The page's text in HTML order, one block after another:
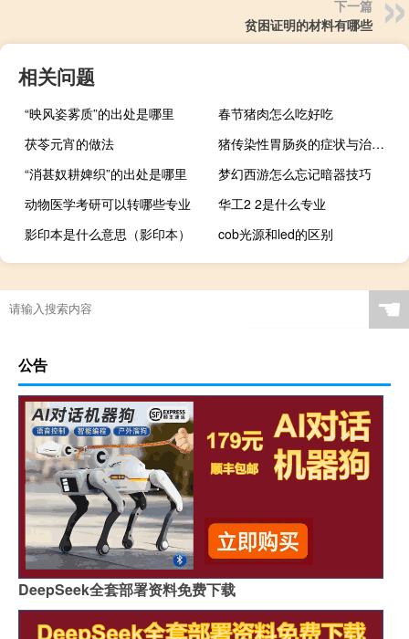
下一篇
贫困证明的材料有哪些
相关问题
“映风姿雾质”的出处是哪里
春节猪肉怎么吃好吃
茯苓元宵的做法
猪传染性胃肠炎的症状与治疗（猪传染性胃肠炎）
“消甚奴耕婢织”的出处是哪里
梦幻西游怎么忘记暗器技巧
动物医学考研可以转哪些专业
华工2 2是什么专业
影印本是什么意思（影印本）
cob光源和led的区别
☚
公告
DeepSeek全套部署资料免费下载